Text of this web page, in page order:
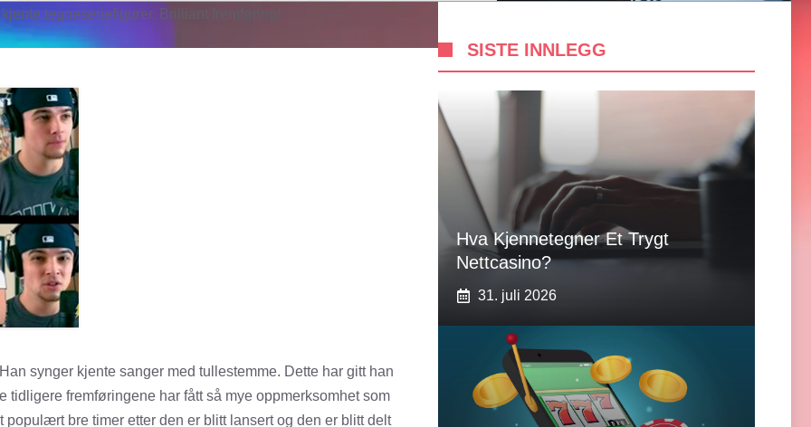
tegneseriefigurer. Brilliant fremføring!
synger kjente sanger med tullestemme. Dette har gitt han
fremføringene har fått så mye oppmerksomhet som
bre timer etter den er blitt lansert og den er blitt delt
SISTE INNLEGG
Hva Kjennetegner Et Trygt
Nettcasino?
31. juli 2026